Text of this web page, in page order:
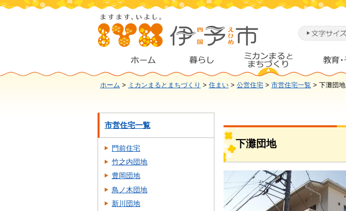
ホーム > ミカンまるとまちづくり > 住まい > 公営住宅 > 市営住宅一覧 > 下灘団地
市営住宅一覧
門前住宅
竹之内団地
豊岡団地
鳥ノ木団地
新川団地
下灘団地